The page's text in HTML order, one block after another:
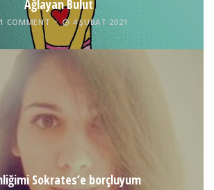
Ağlayan Bulut
1 COMMENT 4 ŞUBAT 2021
Sokrates’e borçluyum